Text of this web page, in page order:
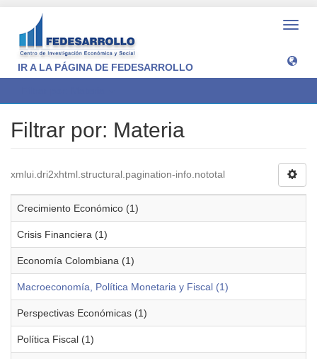
IR A LA PÁGINA DE FEDESARROLLO
Filtrar por: Materia
xmlui.dri2xhtml.structural.pagination-info.nototal
Crecimiento Económico (1)
Crisis Financiera (1)
Economía Colombiana (1)
Macroeconomía, Política Monetaria y Fiscal (1)
Perspectivas Económicas (1)
Política Fiscal (1)